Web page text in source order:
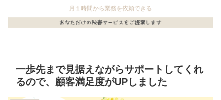
月１時間から業務を依頼できる
一歩先まで見据えながらサポートしてくれ
るので、顧客満足度がUPしました